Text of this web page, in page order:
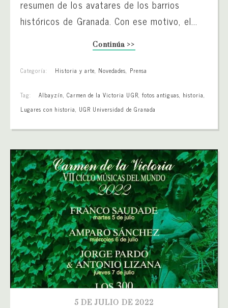
resumen de los avatares de los barrios
históricos de Granada. Con ese motivo, el...
Continúa >>
Categoría: Historia y arte, Novedades, Prensa
Tag: Albayzín, Carmen de la Victoria UGR, fotos antiguas, historia,
Lugares con historia, UGR Universidad de Granada
5 DE JULIO DE 2022